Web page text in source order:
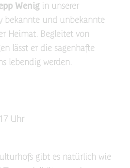
Wenigin unserer
bekannte und unbekannte
Heimat. Begleitet von
lässt er die sagenhafte
lebendig werden.
Uhr
gibt es natürlich wie